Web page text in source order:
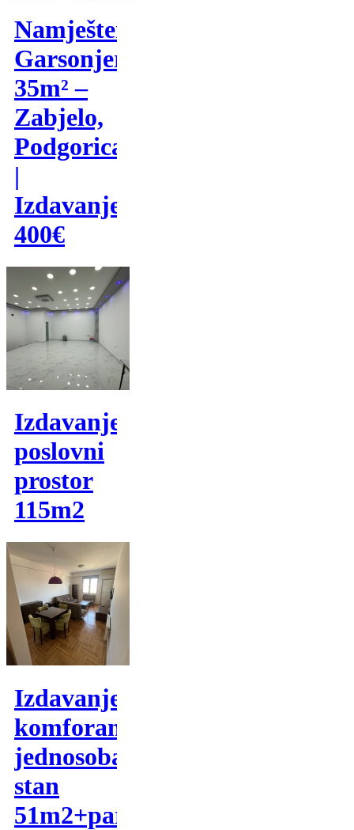
Namještena
Garsonjera
35m² –
Zabjelo,
Podgorica
|
Izdavanje
400€
Izdavanje,
poslovni
prostor
115m2
Izdavanje,
komforan
jednosoban
stan
51m2+parking